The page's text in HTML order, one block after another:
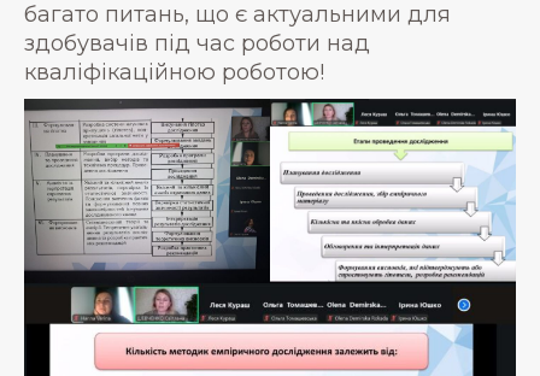
багато питань, що є актуальними для
здобувачів під час роботи над
кваліфікаційною роботою!